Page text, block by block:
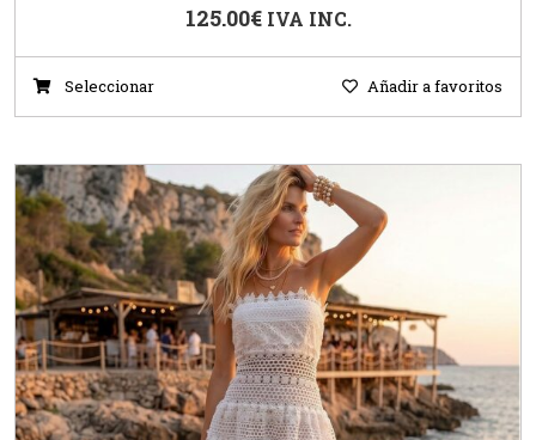
125.00€ IVA INC.
Seleccionar Añadir a favoritos